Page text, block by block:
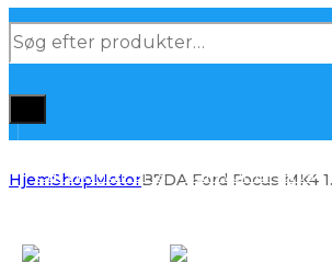
Products
HjemShopMotorB7DA Ford Focus MK4